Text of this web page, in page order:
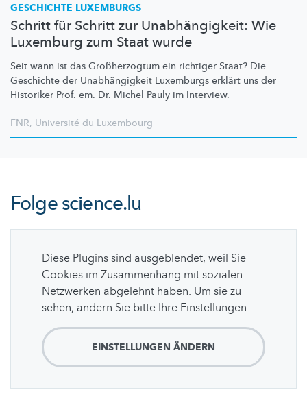
GESCHICHTE LUXEMBURGS
Schritt für Schritt zur Unabhängigkeit: Wie
Luxemburg zum Staat wurde
Seit wann ist das Großherzogtum ein richtiger Staat? Die
Geschichte der Unabhängigkeit Luxemburgs erklärt uns der
Historiker Prof. em. Dr. Michel Pauly im Interview.
FNR, Université du Luxembourg
Folgescience.lu
Diese Plugins sind ausgeblendet, weil Sie
Cookies im Zusammenhang mit sozialen
Netzwerken abgelehnt haben. Um sie zu
sehen, ändern Sie bitte Ihre Einstellungen.
EINSTELLUNGEN ÄNDERN